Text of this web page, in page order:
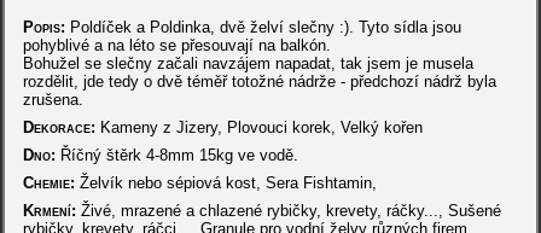
Popis: Poldíček a Poldinka, dvě želví slečny :). Tyto sídla jsou
pohyblivé a na léto se přesouvají na balkón.
Bohužel se slečny začali navzájem napadat, tak jsem je musela
rozdělit, jde tedy o dvě téměř totožné nádrže - předchozí nádrž byla
zrušena.
Dekorace: Kameny z Jizery, Plovouci korek, Velký kořen
Dno: Říčný štěrk 4-8mm 15kg ve vodě.
Chemie: Želvík nebo sépiová kost, Sera Fishtamin,
Krmení: Živé, mrazené a chlazené rybičky, krevety, ráčky..., Sušené
rybičky, krevety, ráčci..., Granule pro vodní želvy různých firem,